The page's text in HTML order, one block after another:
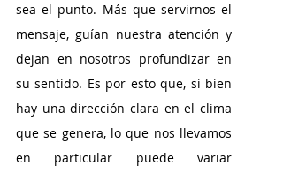
sea el punto. Más que servirnos el
mensaje, guían nuestra atención y
dejan en nosotros profundizar en
su sentido. Es por esto que, si bien
hay una dirección clara en el clima
que se genera, lo que nos llevamos
en particular puede variar